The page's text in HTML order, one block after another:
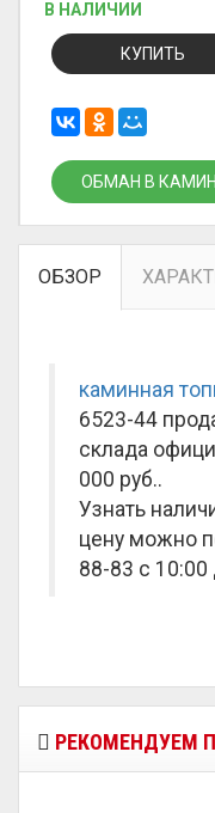
В НАЛИЧИИ
КУПИТЬ
ОБМАН В
ОБЗОР
каминная
6523-44
склада
000 руб..
Узнать
цену можно
88-83 с
РЕКОМЕНДУЕМ